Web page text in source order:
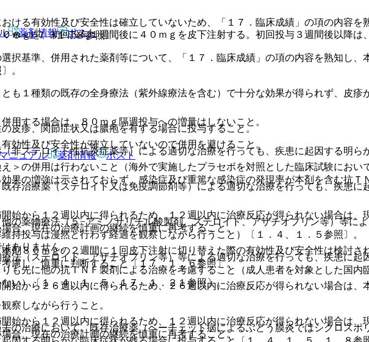
る有効性及び安全性は確立していないため、「１７．臨床成績」の項の内容を
６−１７．１．８参照〕。
基準、併用された薬剤等について、「１７．臨床成績」の項の内容を熟知し、
。
１種類の既存の全身療法（紫外線療法を含む）で十分な効果が得られず、皮疹
疹、関節症状又は膿疱を有する場合に投与すること。
ステロイド性抗炎症薬等）による適切な治療を行っても、疾患に起因する明ら
治療薬（ステロイド又は免疫調節剤等）による適切な治療を行っても、疾患に
薬物療法（５−アミノサリチル酸製剤、ステロイド、アザチオプリン等）等に
持投与は漫然と行わず経過を観察しながら行うこと）〔１．４、１．５参照〕。
（ステロイド、アザチオプリン等）等による適切な治療を行っても、疾患に起
も先に他の抗ＴＮＦ製剤による治療を考慮すること（成人患者を対象とした国内
い）〔１．４、１．５、１７．１．２１参照〕。
察しながら行うこと。
の治療において、既存治療薬（ベーチェット病によるぶどう膜炎ではシクロスポ
ｍｇを、初回投与１週間後に４０ｍｇを皮下注射する。初回投与３週間後以降は
する場合は、８０ｍｇ隔週投与への増量はしないこと。
性及び安全性が確立していないので併用を避けること。
の併用は行わないこと（海外で実施したプラセボを対照とした臨床試験におい
果の増強は示されておらず、感染症及び重篤な感染症の発現率が本剤を含む抗Ｔ
から１２週以内に得られるため、１２週以内に治療反応が得られない場合は、
合、現在の治療計画の継続を慎重に再考すること。
８０ｍｇの２週間に１回皮下注射に切り替えた際の有効性及び安全性は検討さ
慮し、慎重に判断すること〔１７．１．６参照〕。
から２６週以内に得られるため、２６週以内に治療反応が得られない場合は、
から１２週以内に得られるため、１２週以内に治療反応が得られない場合は、
合、現在の治療計画の継続を慎重に再考すること。
薬剤情報 ポスト
ニュアル 薬剤情報 ポスト
ありません。